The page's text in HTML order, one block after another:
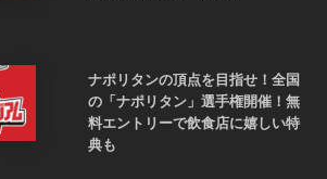
ナポリタンの頂点を目指せ！全国
の「ナポリタン」選手権開催！無
料エントリーで飲食店に嬉しい特
典も